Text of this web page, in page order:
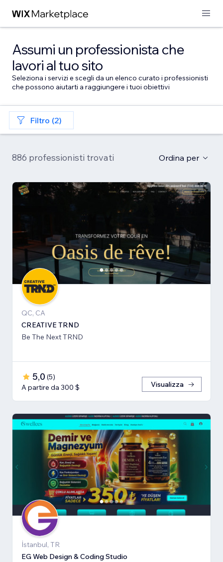
Assumi un professionista che
lavori al tuo sito
Seleziona i servizi e scegli da un elenco curato i professionisti
che possono aiutarti a raggiungere i tuoi obiettivi
Filtro (2)
886 professionisti trovati Ordina per
QC, CA
CREATIVE TRND
Be The Next TRND
5,0 (5)
A partire da 300 $
Visualizza
İstanbul, TR
EG Web Design & Coding Studio